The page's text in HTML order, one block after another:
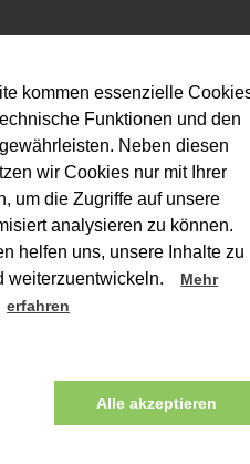
kommen essenzielle
Funktionen und den
Neben diesen
wir Cookies nur mit Ihrer
um die Zugriffe auf unsere
analysieren zu können.
helfen uns, unsere Inhalte zu
weiterzuentwickeln.
Mehr
erfahren
Alle akzeptieren
in den Bereichen NPO und